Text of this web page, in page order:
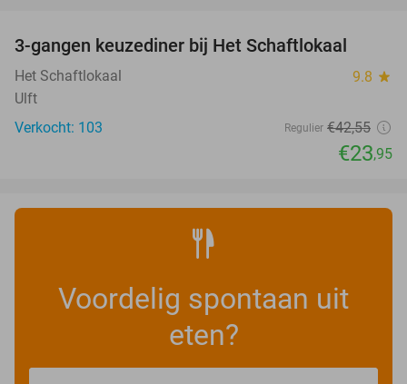
3-gangen keuzediner bij Het Schaftlokaal
Het Schaftlokaal 9.8 star
Ulft
Verkocht: 103
Regulier €42,55
€23,95
Voordelig spontaan uit
eten?